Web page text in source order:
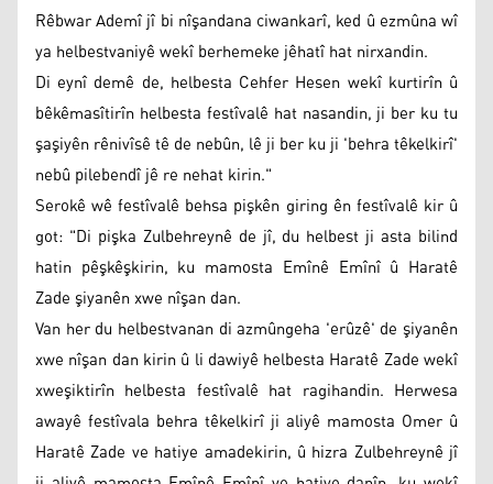
Rêbwar Ademî jî bi nîşandana ciwankarî, ked û ezmûna wî
ya helbestvaniyê wekî berhemeke jêhatî hat nirxandin.
Di eynî demê de, helbesta Cehfer Hesen wekî kurtirîn û
bêkêmasîtirîn helbesta festîvalê hat nasandin, ji ber ku tu
şaşiyên rênivîsê tê de nebûn, lê ji ber ku ji 'behra têkelkirî'
nebû pilebendî jê re nehat kirin."
Serokê wê festîvalê behsa pişkên giring ên festîvalê kir û
got: "Di pişka Zulbehreynê de jî, du helbest ji asta bilind
hatin pêşkêşkirin, ku mamosta Emînê Emînî û Haratê
Zade şiyanên xwe nîşan dan.
Van her du helbestvanan di azmûngeha 'erûzê' de şiyanên
xwe nîşan dan kirin û li dawiyê helbesta Haratê Zade wekî
xweşiktirîn helbesta festîvalê hat ragihandin. Herwesa
awayê festîvala behra têkelkirî ji aliyê mamosta Omer û
Haratê Zade ve hatiye amadekirin, û hizra Zulbehreynê jî